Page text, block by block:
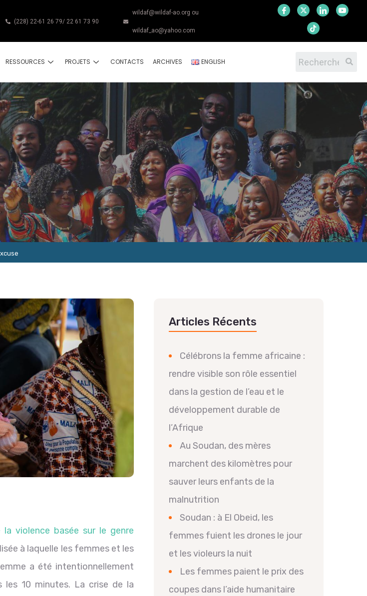
(228) 22-61 26 79/ 22 61 73 90
wildaf@wildaf-ao.org ou
wildaf_ao@yahoo.com
RESSOURCES PROJETS CONTACTS ARCHIVES ENGLISH
violence basée sur le genre
à laquelle les femmes et les
a été intentionnellement
10 minutes. La crise de la
Articles Récents
Célébrons la femme africaine :
rendre visible son rôle essentiel
dans la gestion de l’eau et le
développement durable de
l’Afrique
Au Soudan, des mères
marchent des kilomètres pour
sauver leurs enfants de la
malnutrition
Soudan : à El Obeid, les
femmes fuient les drones le jour
et les violeurs la nuit
Les femmes paient le prix des
coupes dans l’aide humanitaire